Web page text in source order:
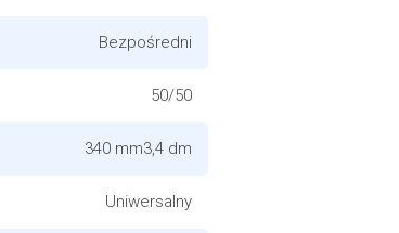
Bezpośredni
50/50
340 mm3,4 dm
Uniwersalny